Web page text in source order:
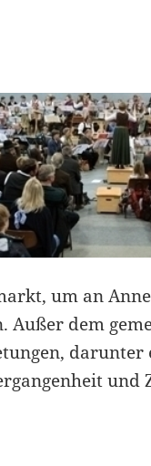
um an
Außer dem
darunter
und